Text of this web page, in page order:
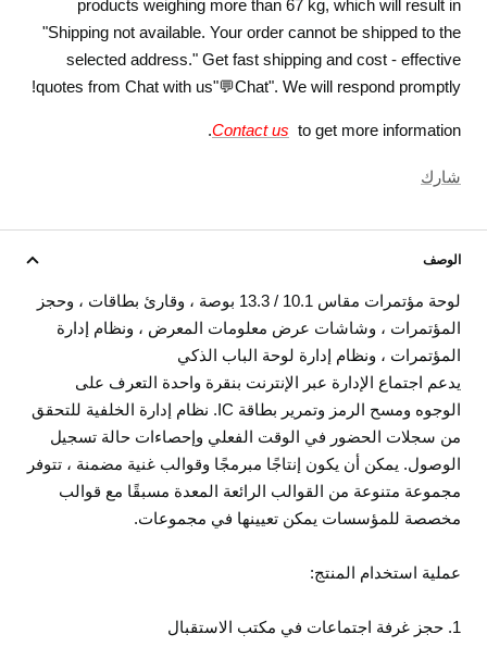
products weighing more than 67 kg, which will result in
"Shipping not available. Your order cannot be shipped to the
selected address." Get fast shipping and cost - effective
quotes from Chat with us"💬Chat". We will respond promptly!
Contact us to get more information.
شارك
الوصف
لوحة مؤتمرات مقاس 10.1 / 13.3 بوصة ، وقارئ بطاقات ، وحجز
المؤتمرات ، وشاشات عرض معلومات المعرض ، ونظام إدارة
المؤتمرات ، ونظام إدارة لوحة الباب الذكي
يدعم اجتماع الإدارة عبر الإنترنت بنقرة واحدة التعرف على
الوجوه ومسح الرمز وتمرير بطاقة IC. نظام إدارة الخلفية للتحقق
من سجلات الحضور في الوقت الفعلي وإحصاءات حالة تسجيل
الوصول. يمكن أن يكون إنتاجًا مبرمجًا وقوالب غنية مضمنة ، تتوفر
مجموعة متنوعة من القوالب الرائعة المعدة مسبقًا مع قوالب
مخصصة للمؤسسات يمكن تعيينها في مجموعات.
عملية استخدام المنتج:
1. حجز غرفة اجتماعات في مكتب الاستقبال